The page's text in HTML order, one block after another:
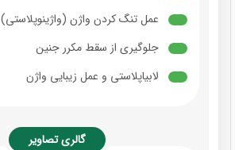
عمل تنگ کردن واژن (واژینوپلاستی)
جلوگیری از سقط مکرر جنین
لابیاپلاستی و عمل زیبایی واژن
گالری تصاویر